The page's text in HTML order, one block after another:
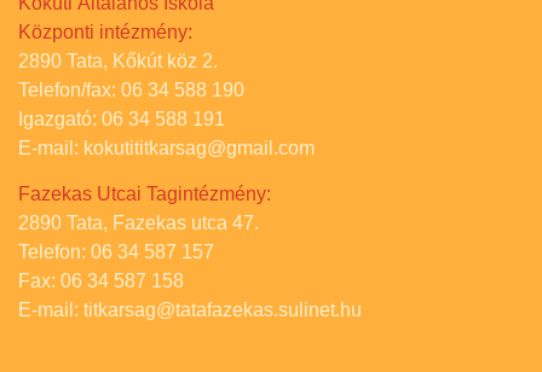
Központi intézmény:
2890 Tata, Kőkút köz 2.
Telefon/fax: 06 34 588 190
Igazgató: 06 34 588 191
E-mail: kokutititkarsag@gmail.com
Fazekas Utcai Tagintézmény:
2890 Tata, Fazekas utca 47.
Telefon: 06 34 587 157
Fax: 06 34 587 158
E-mail: titkarsag@tatafazekas.sulinet.hu